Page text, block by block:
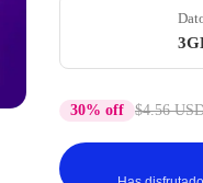
30% off $4.56